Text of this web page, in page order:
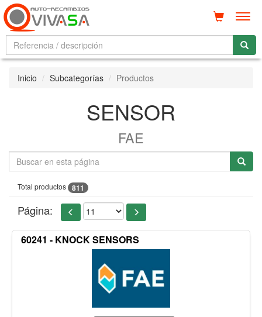
Inicio Subcategorías Productos
SENSOR
FAE
Total productos 811
Página:
60241 - KNOCK SENSORS